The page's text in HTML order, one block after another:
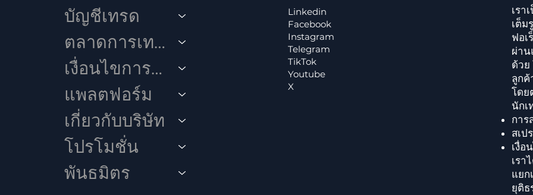
บัญชีเทรด
ตลาดการเทรด
เงื่อนไขการเทรด
แพลตฟอร์ม
เกี่ยวกับบริษัท
โปรโมชั่น
พันธมิตร
Linkedin
Facebook
Instagram
Telegram
TikTok
Youtube
X
เรา
เต็ม
ฟอ
ผ่าน
ด้วย
ลูกค้
โดย
นักเ
การ
สเป
เงื่อ
เรา
แยก
ยุติธ